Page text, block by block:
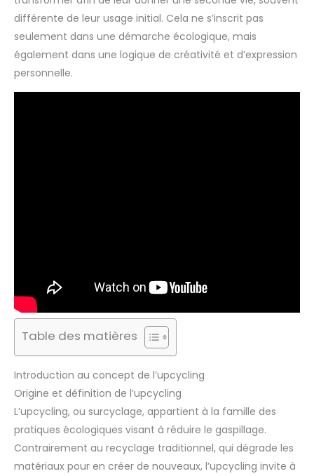
différente de leur usage initial. Cela ne s’inscrit pas
seulement dans une démarche écologique, mais
également dans une logique de créativité et d’expression
personnelle.
Table des matières
Introduction au concept de l’upcycling
Origine et définition de l’upcycling
L’upcycling, ou surcyclage, appartient à la famille des
pratiques écologiques visant à réduire le gaspillage.
Contrairement au recyclage traditionnel, qui dégrade les
matériaux pour en créer de nouveaux, l’upcycling invite à